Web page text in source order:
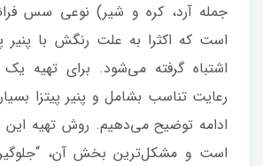
جمله آرد، کره و شیر) نوعی سس
است که اکثرا به علت رنگش با پنیر
اشتباه گرفته می‌شود. برای تهیه یک
رعایت تناسب بشامل و پنیر پیتزا
ادامه توضیح می‌دهیم. روش تهیه
است و مشکل‌ترین بخش آن، “جلوگیری